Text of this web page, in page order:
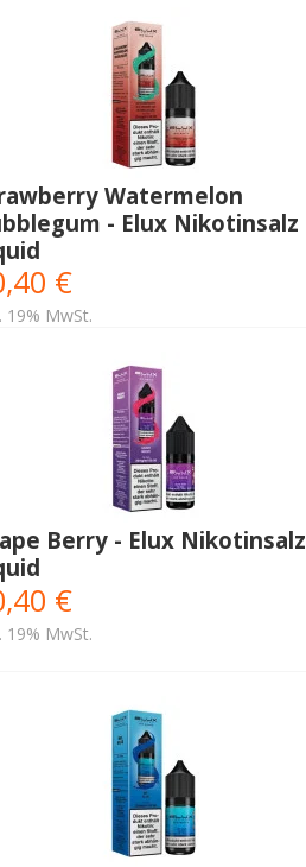
Watermelon
- Elux Nikotinsalz
€
19% MwSt.
Berry - Elux Nikotinsalz
€
19% MwSt.